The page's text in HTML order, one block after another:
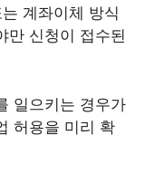
계좌이체 방식
만 신청이 접수된
일으키는 경우가
허용을 미리 확